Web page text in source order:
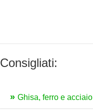
Consigliati:
Ghisa, ferro e acciaio